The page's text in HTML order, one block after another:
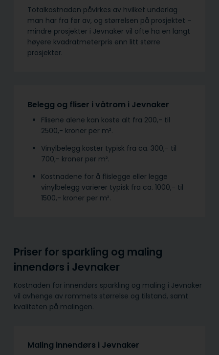
Totalkostnaden påvirkes av hvilket underlag
man har fra før av, og størrelsen på prosjektet –
mindre prosjekter i Jevnaker vil ofte ha en langt
høyere kvadratmeterpris enn litt større
prosjekter.
Belegg og fliser i våtrom i Jevnaker
Flisene alene kan koste alt fra 200,- til
2500,- kroner per m².
Vinylbelegg koster typisk fra ca. 300,- til
700,- kroner per m².
Kostnadene for å flislegge eller legge
vinylbelegg varierer typisk fra ca. 1000,- til
1500,- kroner per m².
Priser for sparkling og maling
innendørs i Jevnaker
Kostnaden for innendørs sparkling og maling i Jevnaker
vil avhenge av rommets størrelse og tilstand, samt
kvaliteten på malingen.
Maling innendørs i Jevnaker